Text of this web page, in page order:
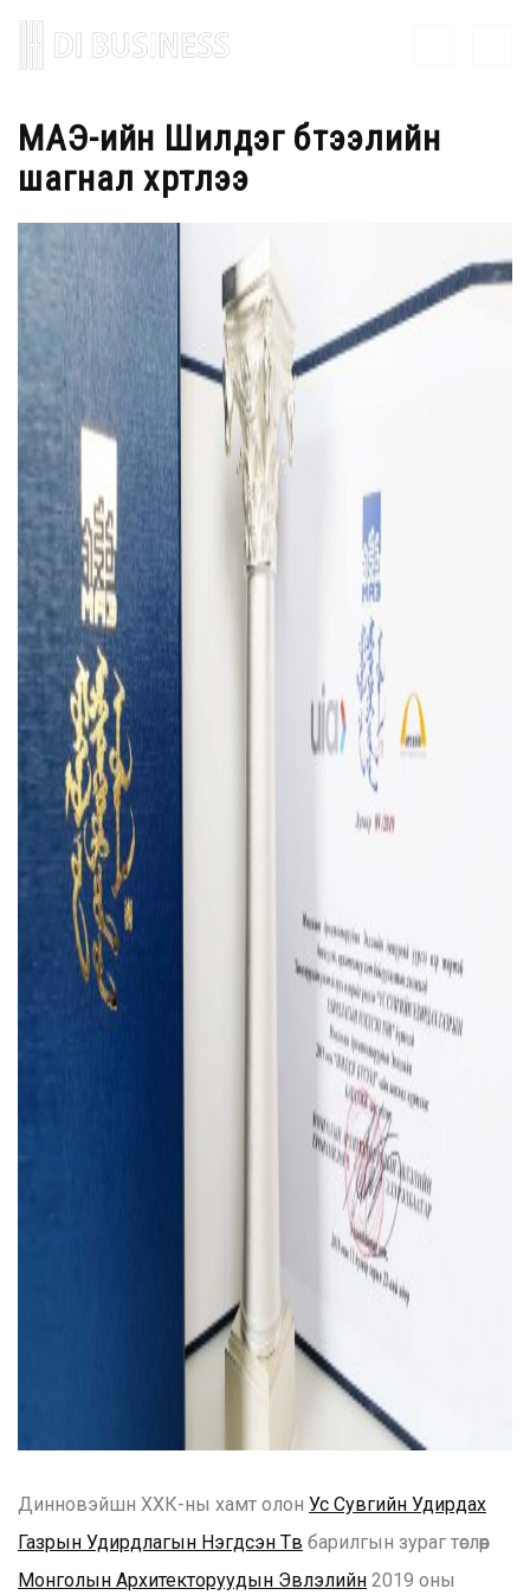
МАЭ-ийн Шилдэг бүтээлийн
шагнал хүртлээ
Динновэйшн ХХК-ны хамт олон Ус Сувгийн Удирдах
Газрын Удирдлагын Нэгдсэн Төв барилгын зураг төслөөр
Монголын Архитекторуудын Эвлэлийн 2019 оны